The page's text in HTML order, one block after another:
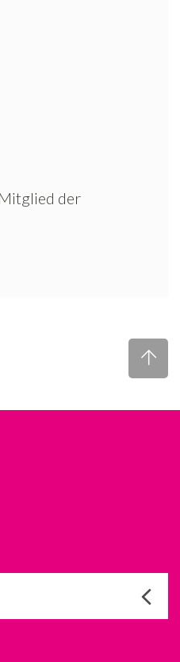
der